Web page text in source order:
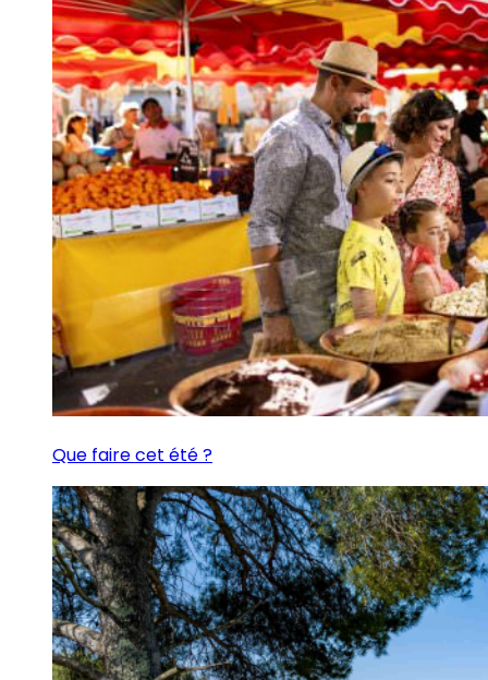
Que faire cet été ?